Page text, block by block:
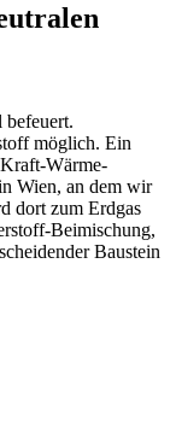
möglich. Ein
Wärme-
Wien, an dem wir
dort zum Erdgas
Beimischung,
Baustein